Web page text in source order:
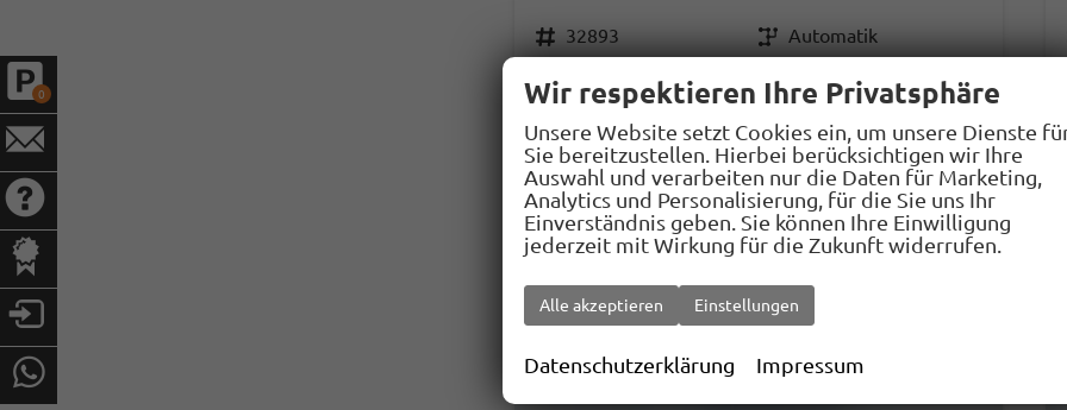
0
Fahrzeugnr. 32893 GetriebeAutomatik
40.930,– €
incl. 19% MwSt.
Details Fahrzeug
Stromverbrauch kombiniert:
16,00 kWh/100km
Elektrische Reichweite: 424 km
CO2 -Klasse: A
2
Wir respektieren Ihre Privatsphäre
Unsere Website setzt Cookies ein, um unsere Dienste
Sie bereitzustellen. Hierbei berücksichtigen wir Ihre
Auswahl und verarbeiten nur die Daten für Marketing,
Analytics und Personalisierung, für die Sie uns Ihr
Einverständnis geben. Sie können Ihre Einwilligung
jederzeit mit Wirkung für die Zukunft widerrufen.
Alle akzeptieren Einstellungen
Datenschutzerklärung Impressum